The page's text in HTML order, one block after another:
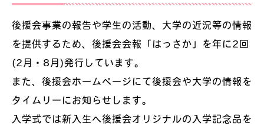
後援会事業の報告や学生の活動、大学の近況等の情報
を提供するため、後援会会報「はっさか」を年に2回
(2月・8月)発行しています。
また、後援会ホームページにて後援会や大学の情報を
タイムリーにお知らせします。
入学式では新入生へ後援会オリジナルの入学記念品を